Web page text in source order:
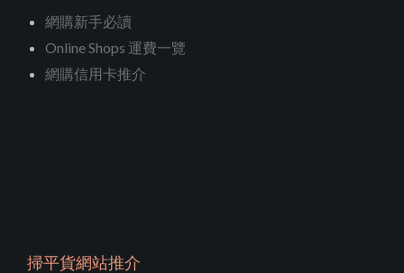
網購新手必讀
Online Shops 運費一覽
網購信用卡推介
掃平貨網站推介